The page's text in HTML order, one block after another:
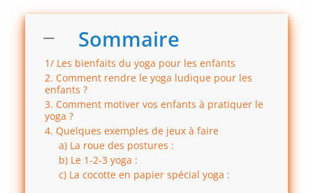
Sommaire
1/ Les bienfaits du yoga pour les enfants
2. Comment rendre le yoga ludique pour les
enfants ?
3. Comment motiver vos enfants à pratiquer le
yoga ?
4. Quelques exemples de jeux à faire
a) La roue des postures :
b) Le 1-2-3 yoga :
c) La cocotte en papier spécial yoga :